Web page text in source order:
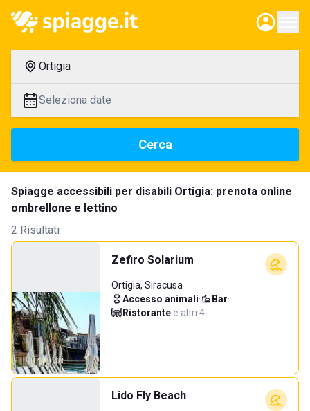
Ortigia
Seleziona date
Cerca
Spiagge accessibili per disabili Ortigia: prenota online
ombrellone e lettino
2 Risultati
Zefiro Solarium
Ortigia, Siracusa
Accesso animali· Bar·
Ristorante·e altri 4…
Lido Fly Beach